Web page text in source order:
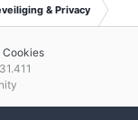
& Privacy
Cookies